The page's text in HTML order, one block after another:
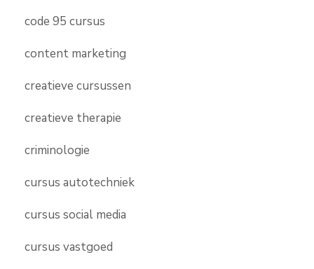
code 95 cursus
content marketing
creatieve cursussen
creatieve therapie
criminologie
cursus autotechniek
cursus social media
cursus vastgoed